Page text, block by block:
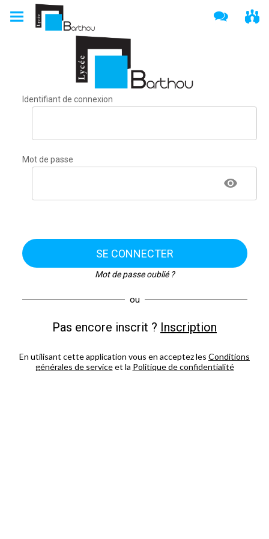
Identifiant de connexion
Mot de passe
SE CONNECTER
Mot de passe oublié ?
ou
Pas encore inscrit ? Inscription
En utilisant cette application vous en acceptez les Conditions
générales de serviceet la Politique de confidentialité